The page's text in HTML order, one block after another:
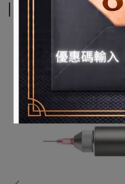
相關商品